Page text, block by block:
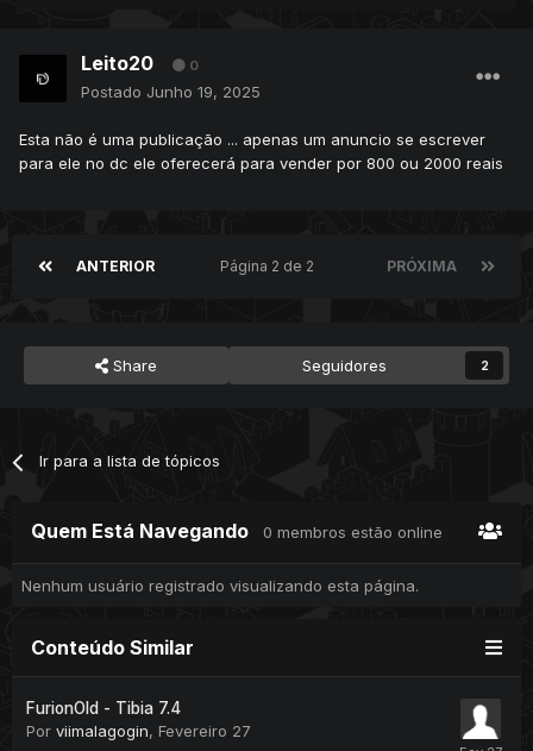
Leito20 0
Postado Junho 19, 2025
Esta não é uma publicação ... apenas um anuncio se escrever
para ele no dc ele oferecerá para vender por 800 ou 2000 reais
ANTERIOR PRÓXIMA
Página 2 de 2
Share Seguidores 2
Ir para a lista de tópicos
Quem Está Navegando 0 membros estão online
Nenhum usuário registrado visualizando esta página.
Conteúdo Similar
FurionOld - Tibia 7.4
Por viimalagogin, Fevereiro 27